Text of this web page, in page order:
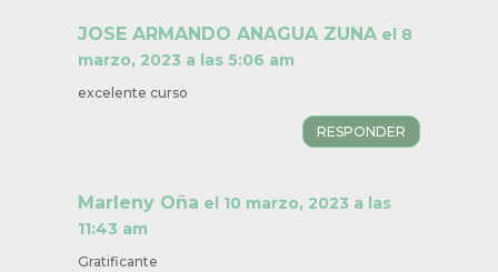
JOSE ARMANDO ANAGUA ZUNA el 8
marzo, 2023 a las 5:06 am
excelente curso
RESPONDER
Marleny Oña el 10 marzo, 2023 a las
11:43 am
Gratificante